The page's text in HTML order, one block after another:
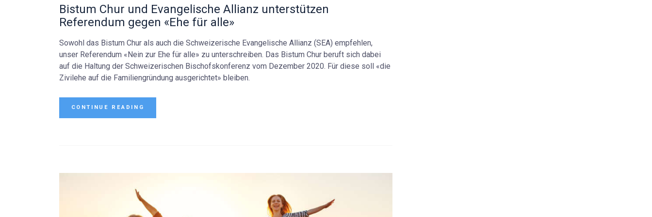
Bistum Chur und Evangelische Allianz unterstützen
Referendum gegen «Ehe für alle»
Sowohl das Bistum Chur als auch die Schweizerische Evangelische Allianz (SEA) empfehlen,
unser Referendum «Nein zur Ehe für alle» zu unterschreiben. Das Bistum Chur beruft sich dabei
auf die Haltung der Schweizerischen Bischofskonferenz vom Dezember 2020. Für diese soll «die
Zivilehe auf die Familiengründung ausgerichtet» bleiben.
CONTINUE READING